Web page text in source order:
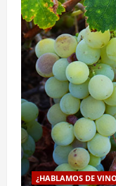
¿HABLAMOS DE